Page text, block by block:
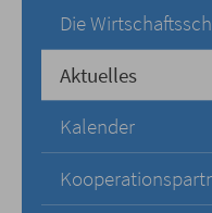
Die
Aktuelles
Kalender